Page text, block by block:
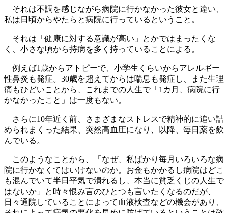
それは不調を感じながら病院に行かなかった彼女と違い、
私は日頃からやたらと病院に行っているということ。
それは「健康に対する意識が高い」とかではまったくな
く、小さな頃から持病を多く持っていることによる。
例えば1歳からアトピーで、小学生くらいからアレルギー
性鼻炎も発症。30歳を超えてからは喘息も発症し、また生理
痛もひどいことから、これまでの人生で「1カ月、病院に行
かなかったこと」は一度もない。
さらに10年近く前、さまざまなストレスで精神的に追い詰
められまくった結果、突然高血圧になり、以降、毎日薬を飲
んでいる。
このようなことから、「なぜ、私ばかり毎月いろいろな病
院に行かなくてはいけないのか。お金もかかるし病院はどこ
も混んでいて半日平気で潰れるし、本当に貧乏くじの人生で
はないか」と時々恨み言のひとつも言いたくなるのだが、
日々通院していることによって血液検査などの機会があり、